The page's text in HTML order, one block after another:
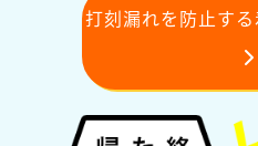
打刻漏れを防止す